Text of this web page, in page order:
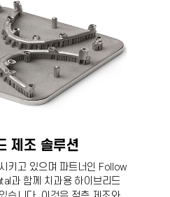
제조 솔루션
키고 있으며 파트너인 Follow
과 함께 치과용 하이브리드